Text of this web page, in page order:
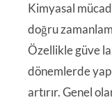
Kimyasal
doğru
Özellikle güve
dönemlerde
artırır. Genel